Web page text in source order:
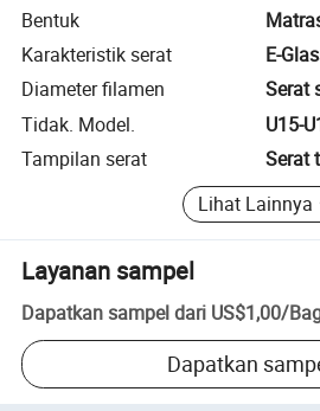
Bentuk
Karakteristik serat
E-
Diameter filamen
Serat
Tidak. Model.
U15-
Tampilan serat
Serat
Lihat Lainnya
Layanan sampel
Dapatkan sampel dari US$1,00/
Dapatkan